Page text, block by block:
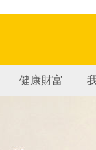
健康財富